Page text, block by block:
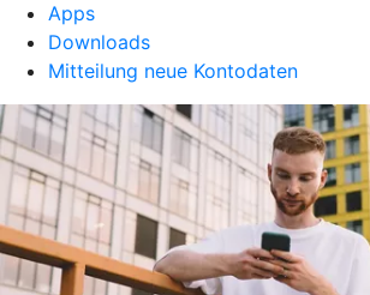
Apps
Downloads
Mitteilung neue Kontodaten